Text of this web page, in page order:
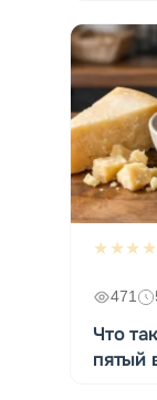
471
Что
пятый